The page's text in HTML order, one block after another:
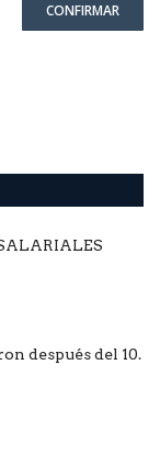
CONFIRMAR
después del 10.